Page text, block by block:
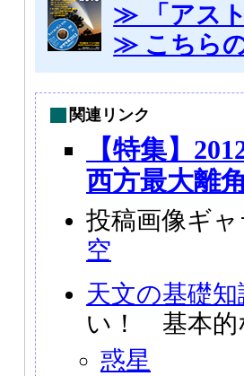
≫ 「アス
≫ こちら
関連リンク
【特集】
西方最大離角
投稿画像ギャ
空
天文の基礎知
い！ 基本的
惑星